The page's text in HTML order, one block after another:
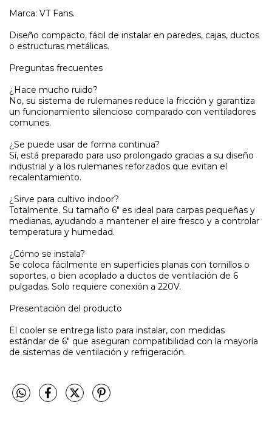
Marca: VT Fans.
Diseño compacto, fácil de instalar en paredes, cajas, ductos
o estructuras metálicas.
Preguntas frecuentes
¿Hace mucho ruido?
No, su sistema de rulemanes reduce la fricción y garantiza
un funcionamiento silencioso comparado con ventiladores
comunes.
¿Se puede usar de forma continua?
Sí, está preparado para uso prolongado gracias a su diseño
industrial y a los rulemanes reforzados que evitan el
recalentamiento.
¿Sirve para cultivo indoor?
Totalmente. Su tamaño 6" es ideal para carpas pequeñas y
medianas, ayudando a mantener el aire fresco y a controlar
temperatura y humedad.
¿Cómo se instala?
Se coloca fácilmente en superficies planas con tornillos o
soportes, o bien acoplado a ductos de ventilación de 6
pulgadas. Solo requiere conexión a 220V.
Presentación del producto
El cooler se entrega listo para instalar, con medidas
estándar de 6" que aseguran compatibilidad con la mayoría
de sistemas de ventilación y refrigeración.